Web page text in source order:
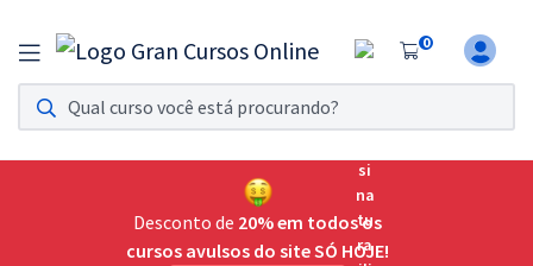
0
Assinatura Ilimitada 11
Acesso a todos os cursos. Teste grátis por 7 dias!
Assinatura OAB Até Passar
Acesso ilimitado a toda preparação para o Exame da
Desconto de 20% em todos os
cursos avulsos do site SÓ HOJE!